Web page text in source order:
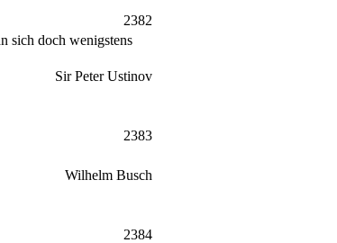
2382
sich doch wenigstens
Sir Peter Ustinov
2383
Wilhelm Busch
2384